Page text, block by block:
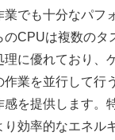
安心のサポート
Zenbook S 16
ーミングに最適な超
メモリと1TB SSDで
ディスプレイで
でも十分なパフ
CPUは複数のタ
理に優れており、
作業を並行して行
感を提供します。
り効率的なエネル